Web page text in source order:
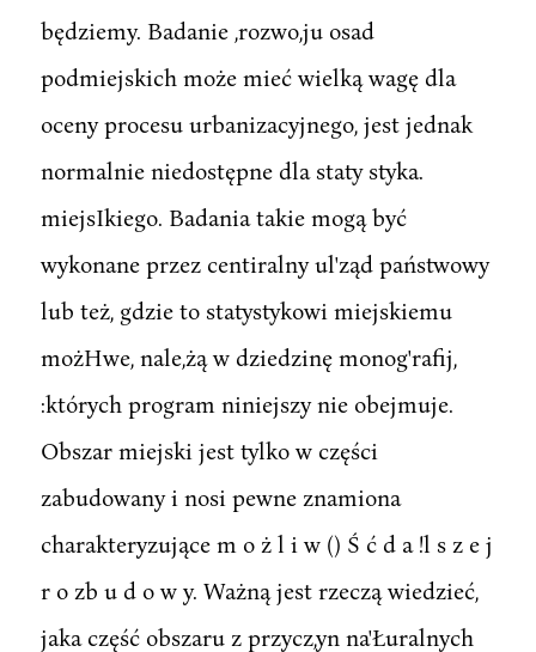
będziemy. Badanie ,rozwo,ju osad
podmiejskich może mieć wielką wagę dla
oceny procesu urbanizacyjnego, jest jednak
normalnie niedostępne dla staty styka.
miejsIkiego. Badania takie mogą być
wykonane przez centiralny ul'ząd państwowy
lub też, gdzie to statystykowi miejskiemu
możHwe, nale,żą w dziedzinę monog'rafij,
:których program niniejszy nie obejmuje.
Obszar miejski jest tylko w części
zabudowany i nosi pewne znamiona
charakteryzujące m o ż l i w () Ś ć d a !l s z e j
r o zb u d o w y. Ważną jest rzeczą wiedzieć,
jaka część obszaru z przycz,yn na'Łuralnych